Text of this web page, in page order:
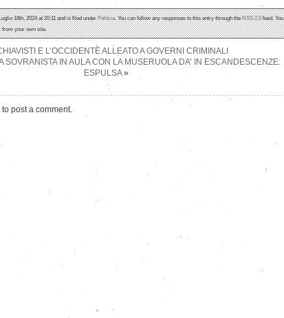
18th, 2024 at 20:11 and is filed underPolitica. You can follow any responses to this entry through theRSS 2.0feed. You
from your own site.
E L’OCCIDENTE ALLEATO A GOVERNI CRIMINALI
SOVRANISTA IN AULA CON LA MUSERUOLA DA’ IN ESCANDESCENZE:
ESPULSA»
to post a comment.